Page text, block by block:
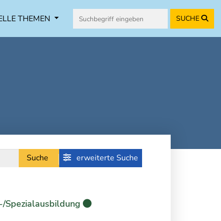
THEMEN SUCHE
Suche erweiterte Suche
Spezialausbildung